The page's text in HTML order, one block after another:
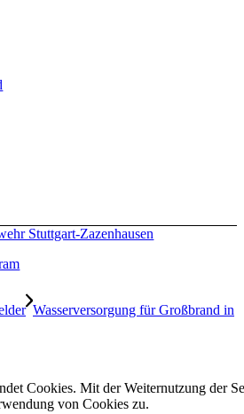
Stuttgart-Zazenhausen
Wasserversorgung für Großbrand in
Cookies. Mit der Weiternutzung der
von Cookies zu.